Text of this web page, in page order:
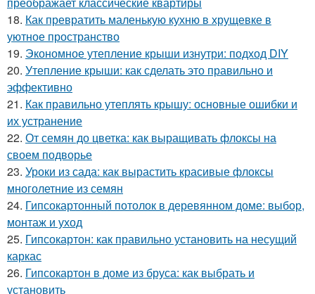
18. Как превратить маленькую кухню в хрущевке в
уютное пространство
19. Экономное утепление крыши изнутри: подход DIY
20. Утепление крыши: как сделать это правильно и
эффективно
21. Как правильно утеплять крышу: основные ошибки и
их устранение
22. От семян до цветка: как выращивать флоксы на
своем подворье
23. Уроки из сада: как вырастить красивые флоксы
многолетние из семян
24. Гипсокартонный потолок в деревянном доме: выбор,
монтаж и уход
25. Гипсокартон: как правильно установить на несущий
каркас
26. Гипсокартон в доме из бруса: как выбрать и
установить